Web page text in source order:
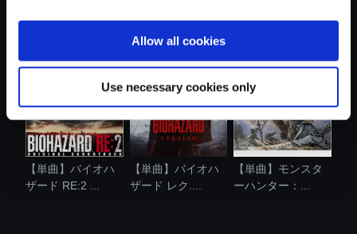
Allow all cookies
Use necessary cookies only
【単曲】バイオハ
ザード RE:2 ...
【単曲】バイオハ
ザード レク....
【単曲】モンスタ
ーハンター：...